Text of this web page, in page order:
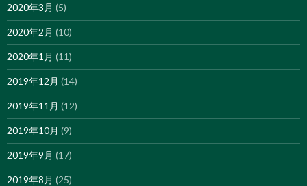
2020年3月 (5)
2020年2月 (10)
2020年1月 (11)
2019年12月 (14)
2019年11月 (12)
2019年10月 (9)
2019年9月 (17)
2019年8月 (25)